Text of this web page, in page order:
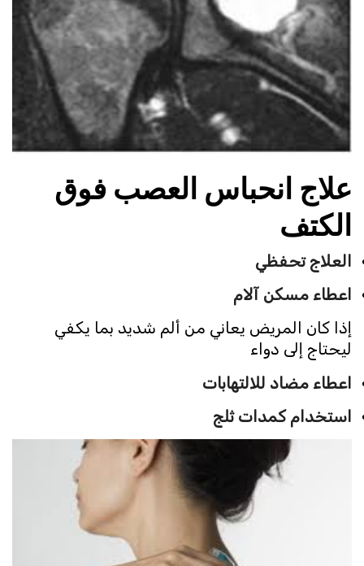
علاج انحباس العصب فوق
الكتف
العلاج تحفظي
اعطاء مسكن آلام
إذا كان المريض يعاني من ألم شديد بما يكفي
ليحتاج إلى دواء
اعطاء مضاد للالتهابات
استخدام كمدات ثلج